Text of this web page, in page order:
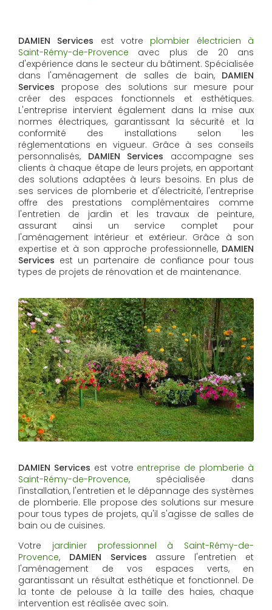
DAMIEN Services est votre plombier électricien à
Saint-Rémy-de-Provence avec plus de 20 ans
d'expérience dans le secteur du bâtiment. Spécialisée
dans l'aménagement de salles de bain, DAMIEN
Services propose des solutions sur mesure pour
créer des espaces fonctionnels et esthétiques.
L'entreprise intervient également dans la mise aux
normes électriques, garantissant la sécurité et la
conformité des installations selon les
réglementations en vigueur. Grâce à ses conseils
personnalisés, DAMIEN Services accompagne ses
clients à chaque étape de leurs projets, en apportant
des solutions adaptées à leurs besoins. En plus de
ses services de plomberie et d'électricité, l'entreprise
offre des prestations complémentaires comme
l'entretien de jardin et les travaux de peinture,
assurant ainsi un service complet pour
l'aménagement intérieur et extérieur. Grâce à son
expertise et à son approche professionnelle, DAMIEN
Services​​​​​​​ est un partenaire de confiance pour tous
types de projets de rénovation et de maintenance.
DAMIEN Services est votre entreprise de plomberie à
Saint-Rémy-de-Provence, spécialisée dans
l'installation, l'entretien et le dépannage des systèmes
de plomberie. Elle propose des solutions sur mesure
pour tous types de projets, qu'il s'agisse de salles de
bain ou de cuisines.
Votre jardinier professionnel à Saint-Rémy-de-
Provence, DAMIEN Services assure l'entretien et
l'aménagement de vos espaces verts, en
garantissant un résultat esthétique et fonctionnel. De
la tonte de pelouse à la taille des haies, chaque
intervention est réalisée avec soin.